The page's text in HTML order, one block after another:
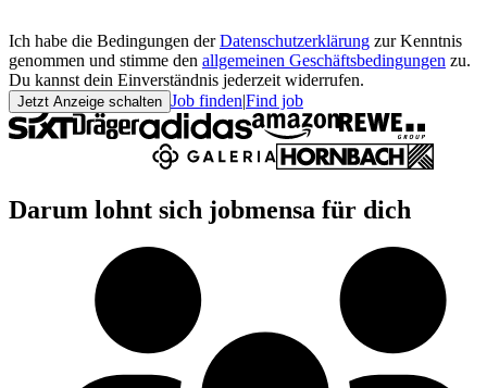
Ich habe die Bedingungen der Datenschutzerklärung zur Kenntnis
genommen und stimme den allgemeinen Geschäftsbedingungen zu.
Du kannst dein Einverständnis jederzeit widerrufen.
Jetzt Anzeige schalten Job finden|Find job
Darum lohnt sich jobmensa für dich